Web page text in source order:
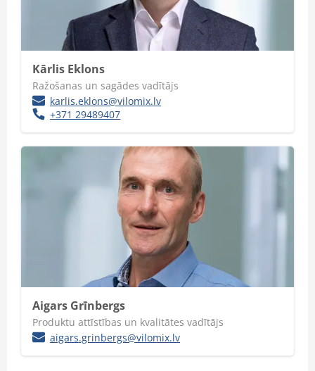
Kārlis Eklons
Ražošanas un sagādes vadītājs
karlis.eklons@vilomix.lv
+371 29489407
Aigars Grīnbergs
Produktu attīstības un kvalitātes vadītājs
aigars.grinbergs@vilomix.lv